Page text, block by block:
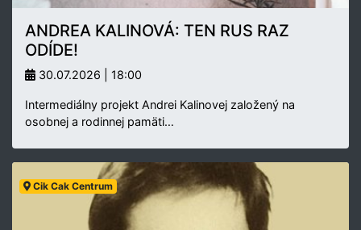
ANDREA KALINOVÁ: TEN RUS RAZ
ODÍDE!
30.07.2026 | 18:00
Intermediálny projekt Andrei Kalinovej založený na
osobnej a rodinnej pamäti…
Cik Cak Centrum